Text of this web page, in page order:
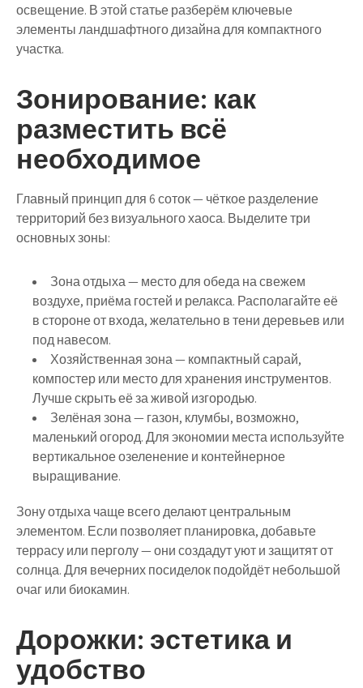
освещение. В этой статье разберём ключевые
элементы ландшафтного дизайна для компактного
участка.
Зонирование: как
разместить всё
необходимое
Главный принцип для 6 соток — чёткое разделение
территорий без визуального хаоса. Выделите три
основных зоны:
Зона отдыха— место для обеда на свежем
воздухе, приёма гостей и релакса. Располагайте её
в стороне от входа, желательно в тени деревьев или
под навесом.
Хозяйственная зона— компактный сарай,
компостер или место для хранения инструментов.
Лучше скрыть её за живой изгородью.
Зелёная зона— газон, клумбы, возможно,
маленький огород. Для экономии места используйте
вертикальное озеленение и контейнерное
выращивание.
Зону отдыха чаще всего делают центральным
элементом. Если позволяет планировка, добавьте
террасу или перголу — они создадут уют и защитят от
солнца. Для вечерних посиделок подойдёт небольшой
очаг или биокамин.
Дорожки: эстетика и
удобство